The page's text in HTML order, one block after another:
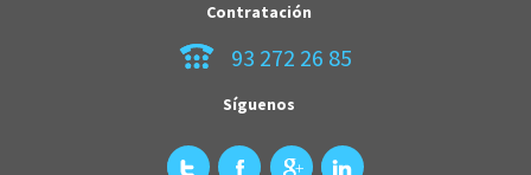
Contratación
93 272 26 85
Síguenos